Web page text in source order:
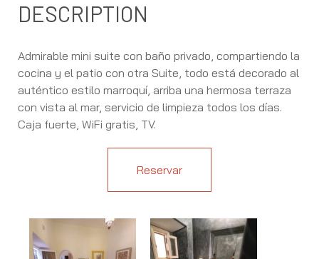
DESCRIPTION
Admirable mini suite con baño privado, compartiendo la
cocina y el patio con otra Suite, todo está decorado al
auténtico estilo marroquí, arriba una hermosa terraza
con vista al mar, servicio de limpieza todos los días.
Caja fuerte, WiFi gratis, TV.
Reservar